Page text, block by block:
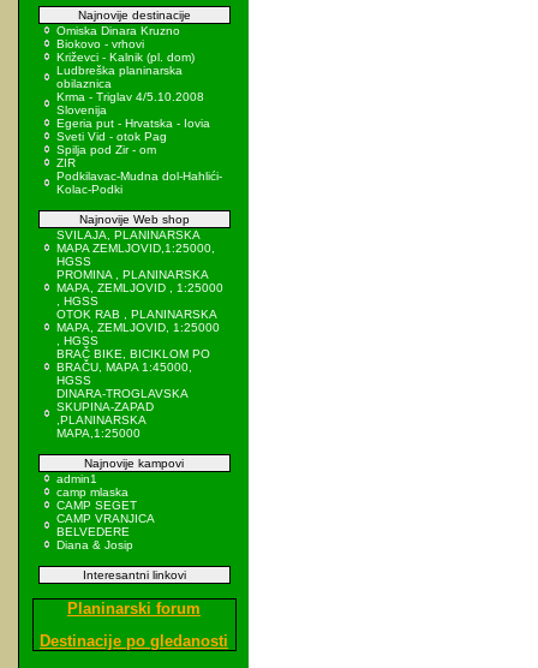
Najnovije destinacije
Omiska Dinara Kruzno
Biokovo - vrhovi
Križevci - Kalnik (pl. dom)
Ludbreška planinarska
obilaznica
Krma - Triglav 4/5.10.2008
Slovenija
Egeria put - Hrvatska - Iovia
Sveti Vid - otok Pag
Spilja pod Zir - om
ZIR
Podkilavac-Mudna dol-Hahlići-
Kolac-Podki
Najnovije Web shop
SVILAJA, PLANINARSKA
MAPA ZEMLJOVID,1:25000,
HGSS
PROMINA , PLANINARSKA
MAPA, ZEMLJOVID , 1:25000
, HGSS
OTOK RAB , PLANINARSKA
MAPA, ZEMLJOVID, 1:25000
, HGSS
BRAČ BIKE, BICIKLOM PO
BRAČU, MAPA 1:45000,
HGSS
DINARA-TROGLAVSKA
SKUPINA-ZAPAD
,PLANINARSKA
MAPA,1:25000
Najnovije kampovi
admin1
camp mlaska
CAMP SEGET
CAMP VRANJICA
BELVEDERE
Diana & Josip
Interesantni linkovi
Planinarski forum
Destinacije po gledanosti